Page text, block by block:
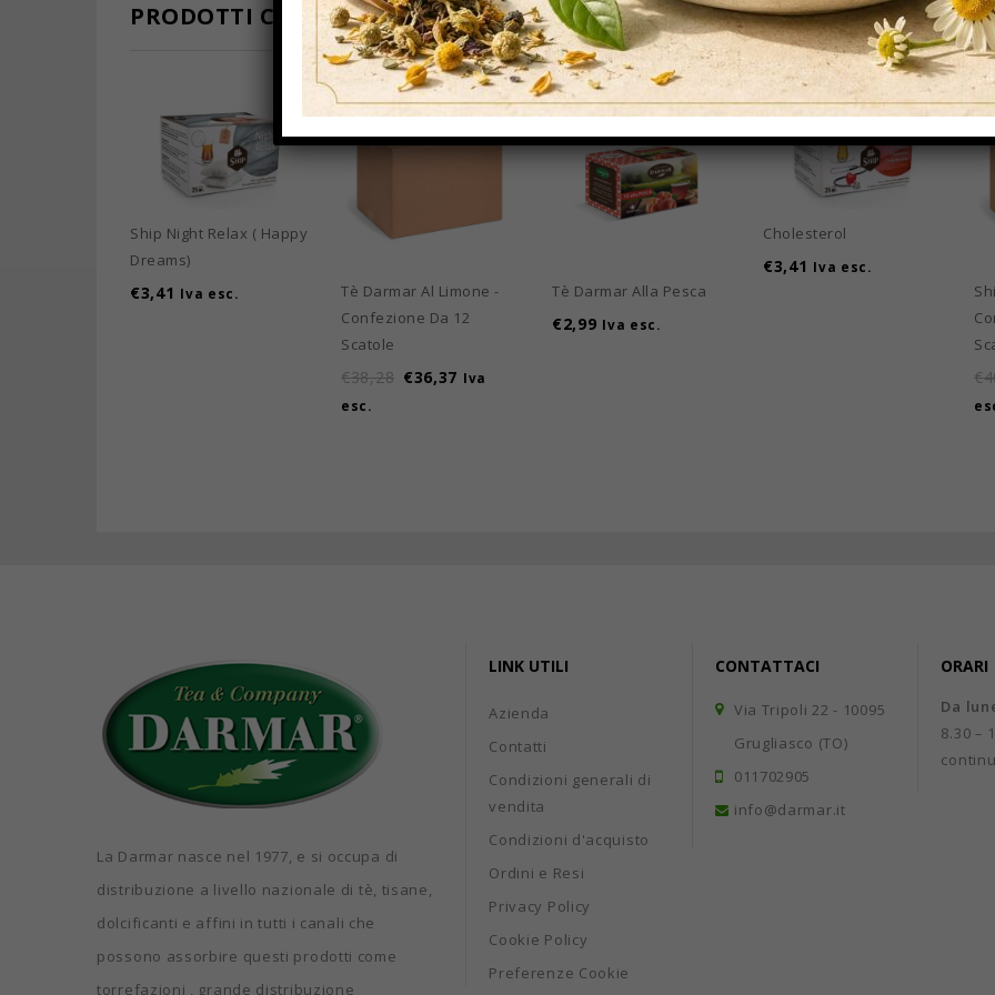
PRODOTTI CORRELATI
Ship Night Relax ( Happy
Dreams)
€3,41 Iva esc.
Tè Darmar Al Limone -
Confezione Da 12
Scatole
€38,28 €36,37 Iva
esc.
Tè Darmar Alla Pesca
€2,99 Iva esc.
Cholesterol
€3,41 Iva esc.
€
La Darmar nasce nel 1977, e si occupa di
distribuzione a livello nazionale di tè, tisane,
dolcificanti e affini in tutti i canali che
possono assorbire questi prodotti come
torrefazioni , grande distribuzione
LINK UTILI
Azienda
Contatti
Condizioni generali di
vendita
Condizioni d'acquisto
Ordini e Resi
Privacy Policy
Cookie Policy
Preferenze Cookie
CONTATTACI
Via Tripoli 22 - 10095
Grugliasco (TO)
011702905
info@darmar.it
ORARI
Da
8.30 –